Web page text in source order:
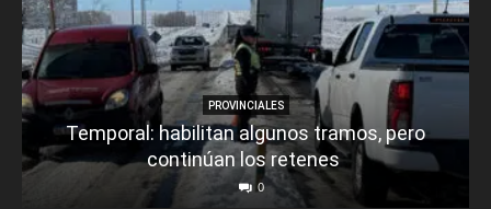
PROVINCIALES
Temporal: habilitan algunos tramos, pero
continúan los retenes
0